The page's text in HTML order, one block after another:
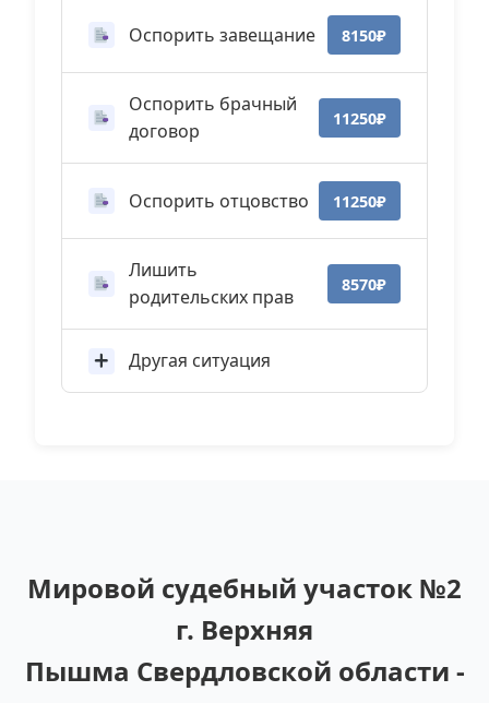
Оспорить завещание 8150₽
Оспорить брачный
договор
11250₽
Оспорить отцовство 11250₽
Лишить
родительских прав
8570₽
Другая ситуация
Мировой судебный участок №2
г. Верхняя
Пышма Свердловской области -